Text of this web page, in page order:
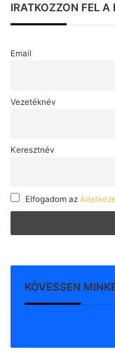
IRATKOZZON FEL A
Email
Vezetéknév
Keresztnév
Elfogadom az
KÖVESSEN